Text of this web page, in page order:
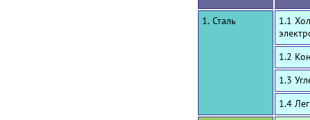
1. Сталь
1.1
1.2
1.3
1.4